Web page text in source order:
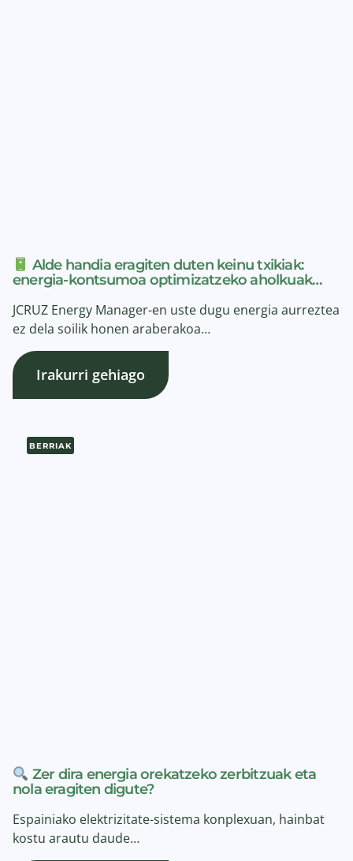
Alde handia eragiten duten keinu txikiak:
energia-kontsumoa optimizatzeko aholkuak…
JCRUZ Energy Manager-en uste dugu energia aurreztea
ez dela soilik honen araberakoa…
Irakurri gehiago
BERRIAK
Zer dira energia orekatzeko zerbitzuak eta
nola eragiten digute?
Espainiako elektrizitate-sistema konplexuan, hainbat
kostu arautu daude…